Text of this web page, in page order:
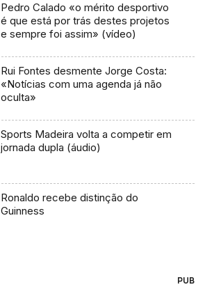
Pedro Calado «o mérito desportivo
é que está por trás destes projetos
e sempre foi assim» (vídeo)
Rui Fontes desmente Jorge Costa:
«Notícias com uma agenda já não
oculta»
Sports Madeira volta a competir em
jornada dupla (áudio)
Ronaldo recebe distinção do
Guinness
PUB